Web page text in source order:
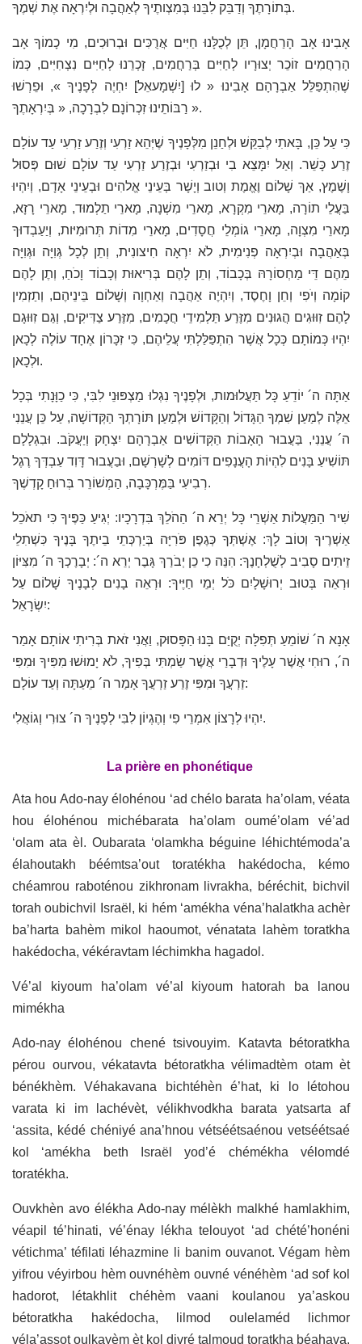
בְּתוֹרָתֶךָ וְדַבֵּק לִבֵּנוּ בְּמִצְותֶיךָ לְאַהֲבָה וּלְיִרְאָה אֶת שְׁמֶךָ.
אָבִינוּ אָב הָרַחֲמָן, תֵּן לְכֻלָּנוּ חַיִּים אֲרֻכִּים וּבְרוּכִים, מִי כָמוֹךָ אָב
הָרַחֲמִים זוֹכֵר יְצוּרָיו לְחַיִּים בְּרַחֲמִים, זָכְרֵנוּ לְחַיִּים נִצְחִיִּים, כְּמוֹ
שֶׁהִתְפַּלֵּל אַבְרָהָם אָבִינוּ « לוּ [יִשְׁמָעאֵל] יִחְיֶה לְפָנֶיךָ », וּפֵרְשׁוּ
רַבּוֹתֵינוּ זִכְרוֹנָם לִבְרָכָה, « בְּיִרְאָתֶךָ ».
כִּי עַל כֵּן, בָּאתִי לְבַקֵּשׁ וּלְחַנֵן מִלְּפָנֶיךָ שֶׁיְּהֵא זַרְעִי וְזֶרַע זַרְעִי עַד עוֹלָם
זֶרַע כָּשֵׁר. וְאַל יִמָּצֵא בִי וּבְזַרְעִי וּבְזֶרַע זַרְעִי עַד עוֹלָם שׁוּם פְּסוּל
וָשֶׁמֶץ, אַךְ שָׁלוֹם וֶאֱמֶת וְטוב וְיָשָׁר בְּעֵינֵי אֱלהִים וּבְעֵינֵי אָדָם, וְיִהְיוּ
בַּעֲלֵי תוֹרָה, מָארֵי מִקְרָא, מָארֵי מִשְׁנָה, מָארֵי תַלְמוּד, מָארֵי רָזָא,
מָארֵי מִצְוָה, מָארֵי גוֹמְלֵי חֲסָדִים, מָארֵי מִדוֹת תְּרוּמִיּות, וְיַעַבְדוּךָ
בְּאַהֲבָה וּבְיִרְאָה פְנִימִית, לֹא יִרְאָה חִיצונִית, וְתֵן לְכָל גְּוִיָּה וּגְּוִיָּה
מֵהֶם דֵּי מַחְסוֹרָהּ בְּכָבוֹד, וְתֵן לָהֶם בְּרִיאוּת וְכָבוֹד וָכֹחַ, וְתֶן לָהֶם
קוֹמָה וְיֹפִי וְחֵן וָחֶסֶד, וְיִהְיֶה אַהֲבָה וְאַחְוָה וְשָׁלוֹם בֵּינֵיהֶם, וְתַזְמִין
לָהֶם זִוּוּגִים הֲגוּנִים מִזֶּרַע תַּלְמִידֵי חֲכָמִים, מִזֶּרַע צַדִּיקִים, וְגַם זִוּוּגָם
יִהְיוּ כְּמוֹתָם כְּכָל אֲשֶׁר הִתְפַּלַּלְתִּי עֲלֵיהֶם, כִּי זִכָּרוֹן אֶחָד עוֹלֶה לְכָאן
וּלְכָאן.
אַתָּה ה´ יוֹדֵעַ כָּל תַּעֲלוּמות, וּלְפָנֶיךָ נִגְלוּ מַצְפּוּנֵי לִבִּי, כִּי כַוָּנָתִי בְּכָל
אֵלֶּה לְמַעַן שִׁמְךָ הַגָּדוֹל וְהַקָּדוֹשׁ וּלְמַעַן תּוֹרָתְךָ הַקְּדוֹשָׁה, עַל כֵּן עֲנֵנִי
ה´ עֲנֵנִי, בַּעֲבוּר הָאָבוֹת הַקְּדוֹשִׁים אַבְרָהָם יִצְחָק וְיַעֲקֹב. וּבִגְלָלָם
תּוֹשִׁיעַ בָּנִים לִהְיוֹת הָעֲנָפִים דּוֹמִים לְשָׁרְשָׁם, וּבַעֲבוּר דָּוִד עַבְדְּךָ רֶגֶל
רְבִיעִי בַּמֶּרְכָּבָה, הַמְשׁוֹרֵר בְּרוּחַ קָדְשֶׁךָ.
שִׁיר הַמַּעֲלוֹת אַשְׁרֵי כָּל יְרֵא ה´ הַהֹלֵךְ בִּדְרָכָיו: יְגִיעַ כַּפֶּיךָ כִּי תאֹכֵל
אַשְׁרֶיךָ וְטוֹב לָךְ: אֶשְׁתְּךָ כְּגֶפֶן פֹּרִיָּה בְּיַרְכְּתֵי בֵיתֶךָ בָּנֶיךָ כִּשְׁתִלֵי
זֵיתִים סָבִיב לְשֻׁלְחָנֶךָ: הִנֵּה כִי כֵן יְבֹרַךְ גָּבֶר יְרֵא ה´: יְבָרֶכְךָ ה´ מִצִּיּוֹן
וּרְאֵה בְּטוּב יְרוּשָׁלָיִם כֹּל יְמֵי חַיֶּיךָ: וּרְאֵה בָנִים לְבָנֶיךָ שָׁלוֹם עַל
יִשְׂרָאֵל:
אָנָא ה´ שׁוֹמֵעַ תְּפִלָּה יְקֻיַּם בָּנוּ הַפָּסוּק, וַאֲנִי זֹאת בְּרִיתִי אוֹתָם אָמַר
ה´, רוּחִי אֲשֶׁר עָלֶיךָ וּדְבָרַי אֲשֶׁר שַׂמְתִּי בְּפִיךָ, לֹא יָמוּשׁוּ מִפִּיךָ וּמִפִּי
זַרְעֲךָ וּמִפִּי זֶרַע זַרְעֲךָ אָמַר ה´ מֵעַתָּה וְעַד עוֹלָם:
יִהְיוּ לְרָצוֹן אִמְרֵי פִי וְהֶגְיוֹן לִבִּי לְפָנֶיךָ ה´ צוּרִי וְגוֹאֲלִי.
La prière en phonétique
Ata hou Ado-nay élohénou ‘ad chélo barata ha’olam, véata
hou élohénou michébarata ha’olam oumé’olam vé’ad
‘olam ata èl. Oubarata ‘olamkha béguine léhichtémoda’a
élahoutakh béémtsa’out toratékha hakédocha, kémo
chéamrou raboténou zikhronam livrakha, béréchit, bichvil
torah oubichvil Israël, ki hém ‘amékha véna’halatkha achèr
ba’harta bahèm mikol haoumot, vénatata lahèm toratkha
hakédocha, vékéravtam léchimkha hagadol.
Vé’al kiyoum ha’olam vé’al kiyoum hatorah ba lanou
mimékha
Ado-nay élohénou chené tsivouyim. Katavta bétoratkha
pérou ourvou, vékatavta bétoratkha vélimadtèm otam èt
bénékhèm. Véhakavana bichtéhèn é’hat, ki lo létohou
varata ki im lachévèt, vélikhvodkha barata yatsarta af
‘assita, kédé chéniyé ana’hnou vétséétsaénou vetséétsaé
kol ‘amékha beth Israël yod’é chémékha vélomdé
toratékha.
Ouvkhèn avo élékha Ado-nay mélèkh malkhé hamlakhim,
véapil té’hinati, vé’énay lékha telouyot ‘ad chété’honéni
vétichma’ téfilati léhazmine li banim ouvanot. Végam hèm
yifrou véyirbou hèm ouvnéhèm ouvné vénéhèm ‘ad sof kol
hadorot, létakhlit chéhèm vaani koulanou ya’askou
bétoratkha hakédocha, lilmod oulelaméd lichmor
véla’assot oulkayèm èt kol divré talmoud toratkha béahava,